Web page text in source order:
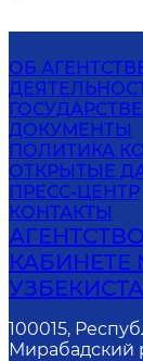
ОБ
ДОКУМЕНТЫ
ПОЛИТИКА
ОТКРЫТЫЕ
ПРЕСС-ЦЕНТР
КОНТАКТЫ
100015,
Мирабадский